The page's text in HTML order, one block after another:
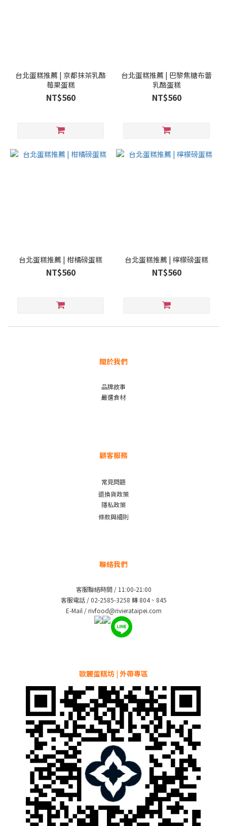
台北蛋糕推薦 | 京都抹茶乳酪
莓果蛋糕
NT$560
台北蛋糕推薦 | 巴黎焦糖布蕾
乳酪蛋糕
NT$560
台北蛋糕推薦 | 柑橘磅蛋糕
NT$560
台北蛋糕推薦 | 檸檬磅蛋糕
NT$560
關於我們
品牌故事
嚴選食材
顧客服務
常見問題
退換貨政策
隱私政策
條款與細則
聯絡我們
客服聯絡時間 / 11:00-21:00
客服電話 / 02-2585-3258 轉 804、845
E-Mail / rivfood@rivierataipei.com
歐麗蛋糕坊 | 外帶專區